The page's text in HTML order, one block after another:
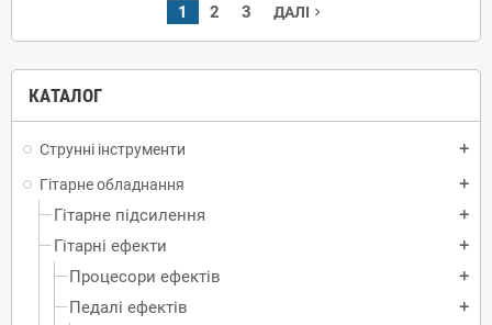
КАТАЛОГ
Струнні інструменти add
Гітарне обладнання add
Гітарне підсилення add
Гітарні ефекти add
Процесори ефектів add
Педалі ефектів add
1
2 3 ДАЛІ navigate_next